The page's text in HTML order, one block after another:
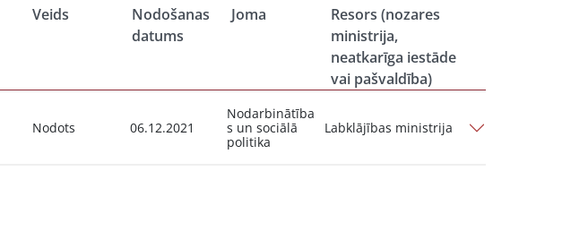
Veids
Nodošanas
datums
Joma
Resors (nozares
ministrija,
neatkarīga iestāde
vai pašvaldība)
Nodots 06.12.2021
Nodarbinātība
s un sociālā
politika
Labklājības ministrija